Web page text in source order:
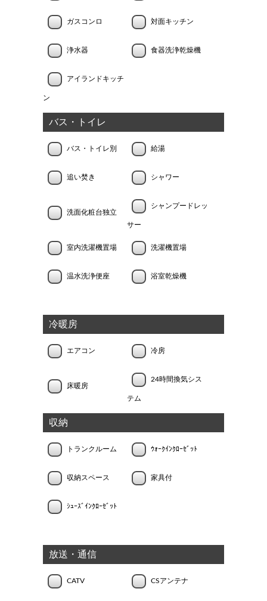
ガスコンロ 対面キッチン
浄水器 食器洗浄乾燥機
アイランドキッチ
ン
バス・トイレ
バス・トイレ別 給湯
追い焚き シャワー
洗面化粧台独立
シャンプードレッ
サー
室内洗濯機置場 洗濯機置場
温水洗浄便座 浴室乾燥機
冷暖房
エアコン 冷房
床暖房
24時間換気シス
テム
収納
トランクルーム ｳｫｰｸｲﾝｸﾛｰｾﾞｯﾄ
収納スペース 家具付
ｼｭｰｽﾞｲﾝｸﾛｰｾﾞｯﾄ
放送・通信
CATV CSアンテナ